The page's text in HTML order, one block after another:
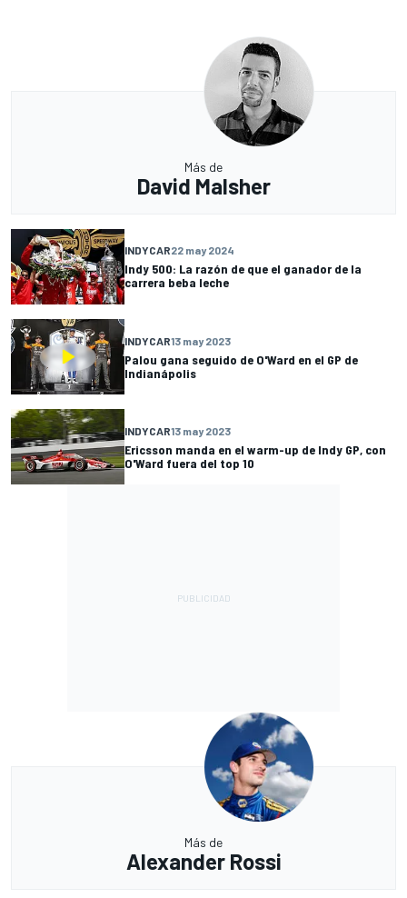
Más de
David Malsher
INDYCAR22 may 2024
Indy 500: La razón de que el ganador de la
carrera beba leche
INDYCAR13 may 2023
Palou gana seguido de O'Ward en el GP de
Indianápolis
INDYCAR13 may 2023
Ericsson manda en el warm-up de Indy GP, con
O'Ward fuera del top 10
Más de
Alexander Rossi